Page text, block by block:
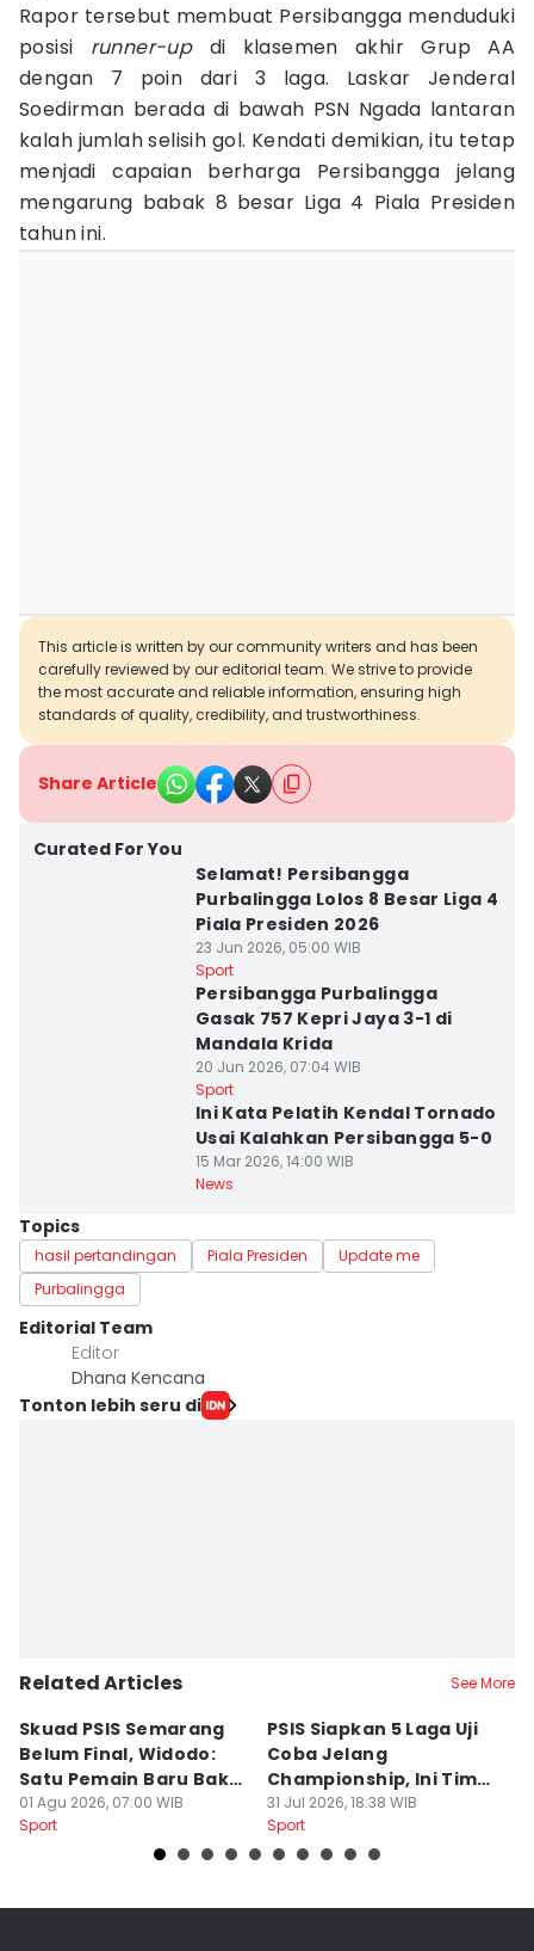
Rapor tersebut membuat Persibangga menduduki
posisi runner-updi klasemen akhir Grup AA
dengan 7 poin dari 3 laga. Laskar Jenderal
Soedirman berada di bawah PSN Ngada lantaran
kalah jumlah selisih gol. Kendati demikian, itu tetap
menjadi capaian berharga Persibangga jelang
mengarung babak 8 besar Liga 4 Piala Presiden
tahun ini.
This article is written by our community writers and has been
carefully reviewed by our editorial team. We strive to provide
the most accurate and reliable information, ensuring high
standards of quality, credibility, and trustworthiness.
Share Article
Curated For You
Selamat! Persibangga
Purbalingga Lolos 8 Besar Liga 4
Piala Presiden 2026
23 Jun 2026, 05:00 WIB
Sport
Persibangga Purbalingga
Gasak 757 Kepri Jaya 3-1 di
Mandala Krida
20 Jun 2026, 07:04 WIB
Sport
Ini Kata Pelatih Kendal Tornado
Usai Kalahkan Persibangga 5-0
15 Mar 2026, 14:00 WIB
News
Topics
hasil pertandingan Piala Presiden
Update me
Purbalingga
Editorial Team
Editor
Dhana Kencana
Tonton lebih seru di
Related Articles See More
Skuad PSIS Semarang
Belum Final, Widodo:
Satu Pemain Baru Bakal
Gabung
01 Agu 2026, 07:00 WIB
Sport
PSIS Siapkan 5 Laga Uji
Coba Jelang
Championship, Ini Tim
Calon Lawan
31 Jul 2026, 18:38 WIB
Sport